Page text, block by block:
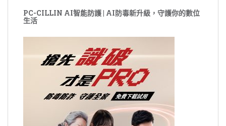
PC-CILLIN AI智能防護 | AI防毒新升級，守護你的數位
生活